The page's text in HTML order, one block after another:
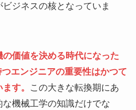
ジネスの核となっていま
価値を決める時代になった
エンジニアの重要性はかつて
す。
この大きな転換期にあ
機械工学の知識だけでな